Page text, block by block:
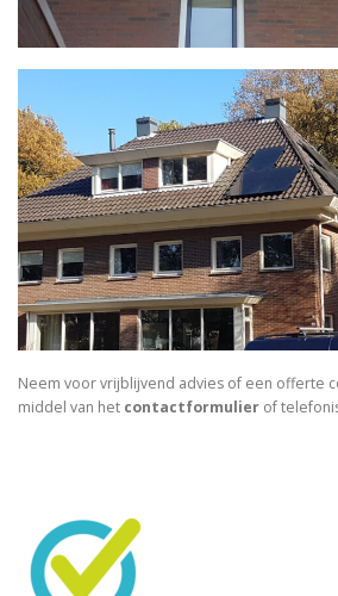
Neem voor vrijblijvend advies of een offerte
middel van het contactformulier of